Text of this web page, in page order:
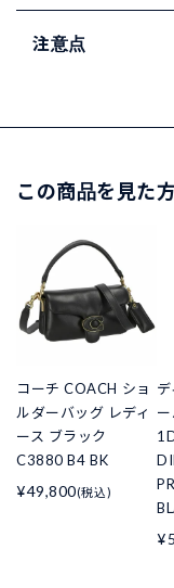
注意点
この商品を見た
コーチ COACH ショ
ルダーバッグ レディ
ース ブラック
C3880 B4 BK
¥49,800(税込)